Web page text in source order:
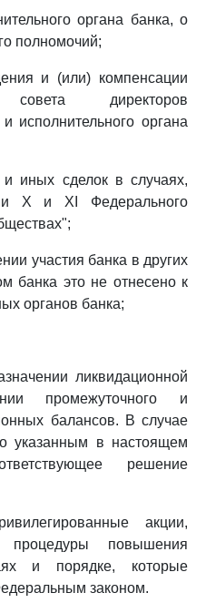
органа банка, о
полномочий;
и (или) компенсации
директоров
исполнительного органа
иных сделок в случаях,
X и XI Федерального
участия банка в других
банка это не отнесено к
органов банка;
ликвидационной
промежуточного и
балансов. В случае
указанным в настоящем
решение
акции,
повышения
и порядке, которые
законом.